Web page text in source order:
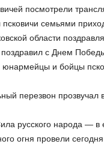
посмотрели
семьями
области
с Днем
юнармейцы и бойцы
перезвон прозвучал
русского народа — в
огня провели сегодня